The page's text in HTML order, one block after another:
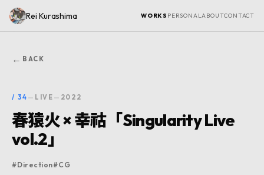
Rei Kurashima WORKS PERSONALABOUTCONTACT
← BACK
/ 34 — LIVE — 2022
春猿火 × 幸祜「Singularity Live
vol.2」
#Direction#CG